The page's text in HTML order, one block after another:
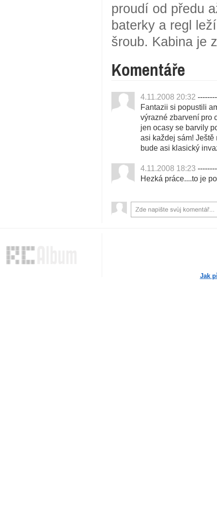
proudí od předu
baterky a regl
šroub. Kabina je
Komentáře
4.11.2008 20:32
Fantazii si popustili
výrazné zbarvení pro
jen ocasy se barvily
asi každej sám!
bude asi klasický
4.11.2008 18:23
Hezká práce....to je
Jak